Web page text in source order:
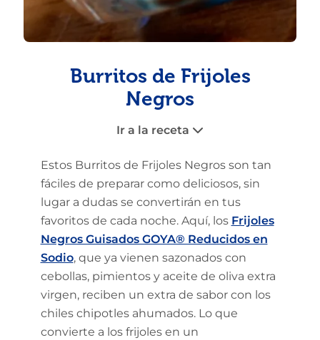
Burritos de Frijoles
Negros
Ir a la receta
Estos Burritos de Frijoles Negros son tan
fáciles de preparar como deliciosos, sin
lugar a dudas se convertirán en tus
favoritos de cada noche. Aquí, los Frijoles
Negros Guisados GOYA® Reducidos en
Sodio, que ya vienen sazonados con
cebollas, pimientos y aceite de oliva extra
virgen, reciben un extra de sabor con los
chiles chipotles ahumados. Lo que
convierte a los frijoles en un